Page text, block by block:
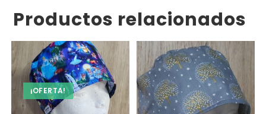
Productos relacionados
¡OFERTA!